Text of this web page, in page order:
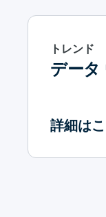
トレンド
データ
詳細は